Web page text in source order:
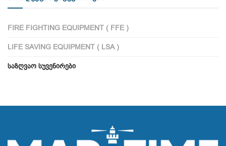
FIRE FIGHTING EQUIPMENT ( FFE )
LIFE SAVING EQUIPMENT ( LSA )
ᲡᲐᲖᲦᲕᲐᲝ ᲡᲣᲕᲔᲜᲘᲠᲔᲑᲘ